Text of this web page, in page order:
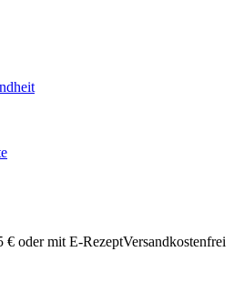
€ oder mit E-RezeptVersandkostenfrei